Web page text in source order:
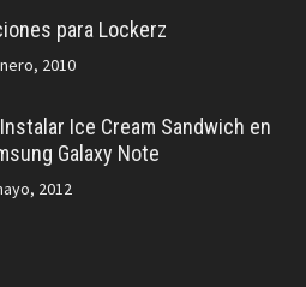
para Lockerz
2010
Ice Cream Sandwich en
Galaxy Note
2012